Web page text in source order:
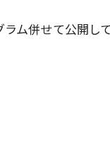
ム併せて公開し